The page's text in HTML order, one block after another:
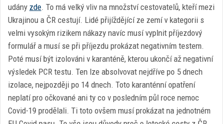
udány zde. To má velký vliv na množství cestovatelů, kteří mezi
Ukrajinou a ČR cestují. Lidé přijíždějící ze zemí v kategorii s
velmi vysokým rizikem nákazy navíc musí vyplnit příjezdový
formulář a musí se při příjezdu prokázat negativním testem.
Poté musí být izolováni v karanténě, kterou ukončí až negativní
výsledek PCR testu. Ten lze absolvovat nejdříve po 5 dnech
izolace, nejpozději po 14 dnech. Toto karanténní opatření
neplatí pro očkované ani ty co v posledním půl roce nemoc
Covid-19 prodělali. Ti toto ovšem musí prokázat na jednotném